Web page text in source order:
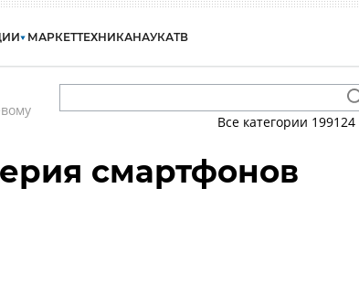
МАРКЕТТЕХНИКАНАУКАТВ
Все категории 199124
смартфонов